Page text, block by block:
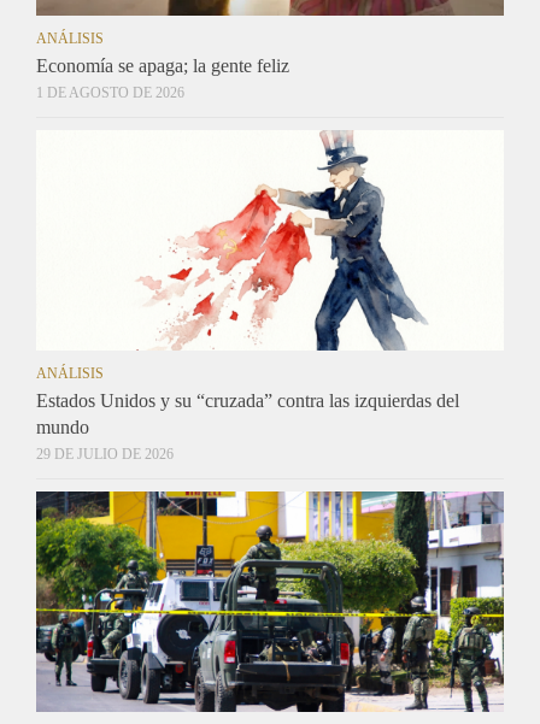
ANÁLISIS
Economía se apaga; la gente feliz
1 DE AGOSTO DE 2026
ANÁLISIS
Estados Unidos y su “cruzada” contra las izquierdas del
mundo
29 DE JULIO DE 2026